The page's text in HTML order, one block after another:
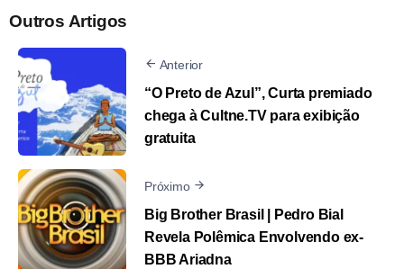
Outros Artigos
Anterior
“O Preto de Azul”, Curta premiado
chega à Cultne.TV para exibição
gratuita
Próximo
Big Brother Brasil | Pedro Bial
Revela Polêmica Envolvendo ex-
BBB Ariadna